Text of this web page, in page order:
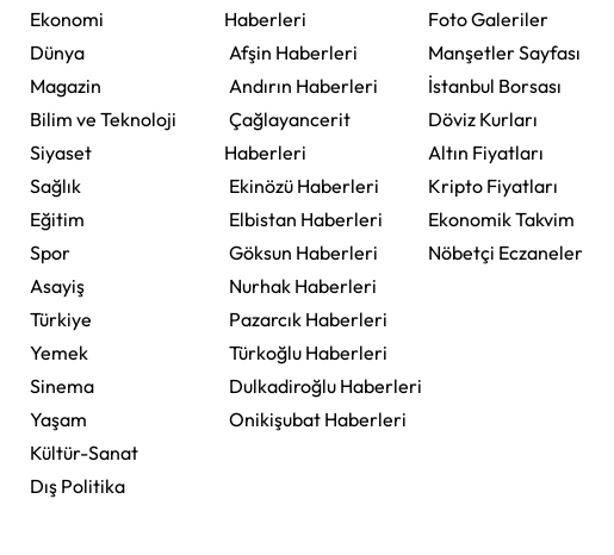
Ekonomi
Dünya
Magazin
Bilim ve Teknoloji
Siyaset
Sağlık
Eğitim
Spor
Asayiş
Türkiye
Yemek
Sinema
Yaşam
Kültür-Sanat
Dış Politika
Haberleri
Afşin Haberleri
Andırın Haberleri
Çağlayancerit
Haberleri
Ekinözü Haberleri
Elbistan Haberleri
Göksun Haberleri
Nurhak Haberleri
Pazarcık Haberleri
Türkoğlu Haberleri
Dulkadiroğlu Haberleri
Onikişubat Haberleri
Foto Galeriler
Manşetler Sayfası
İstanbul Borsası
Döviz Kurları
Altın Fiyatları
Kripto Fiyatları
Ekonomik Takvim
Nöbetçi Eczaneler